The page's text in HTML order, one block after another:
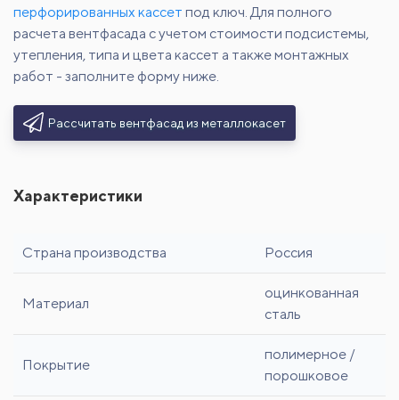
перфорированных кассет под ключ. Для полного
расчета вентфасада с учетом стоимости подсистемы,
утепления, типа и цвета кассет а также монтажных
работ - заполните форму ниже.
Рассчитать вентфасад из металлокасет
Характеристики
Страна производства Россия
Материал
оцинкованная
сталь
Покрытие
полимерное /
порошковое